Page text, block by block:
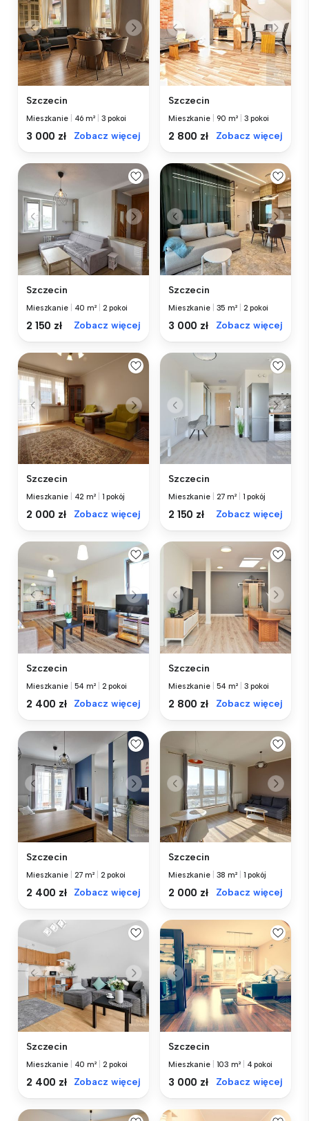
Szczecin
Mieszkanie 46 m² 3 pokoi
3 000 zł Zobacz więcej
Szczecin
Mieszkanie 90 m² 3 pokoi
2 800 zł Zobacz więcej
Szczecin
Mieszkanie 40 m² 2 pokoi
2 150 zł Zobacz więcej
Szczecin
Mieszkanie 35 m² 2 pokoi
3 000 zł Zobacz więcej
Szczecin
Mieszkanie 42 m² 1 pokój
2 000 zł Zobacz więcej
Szczecin
Mieszkanie 27 m² 1 pokój
2 150 zł Zobacz więcej
Szczecin
Mieszkanie 54 m² 2 pokoi
2 400 zł Zobacz więcej
Szczecin
Mieszkanie 54 m² 3 pokoi
2 800 zł Zobacz więcej
Szczecin
Mieszkanie 27 m² 2 pokoi
2 400 zł Zobacz więcej
Szczecin
Mieszkanie 38 m² 1 pokój
2 000 zł Zobacz więcej
Szczecin
Mieszkanie 40 m² 2 pokoi
2 400 zł Zobacz więcej
Szczecin
Mieszkanie 103 m² 4 pokoi
3 000 zł Zobacz więcej